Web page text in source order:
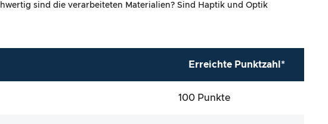
sind die verarbeiteten Materialien? Sind Haptik und Optik
Erreichte Punktzahl*
100 Punkte